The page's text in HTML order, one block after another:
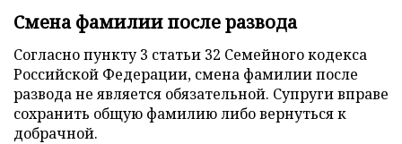
Смена фамилии после развода
Согласно пункту 3 статьи 32 Семейного кодекса
Российской Федерации, смена фамилии после
развода не является обязательной. Супруги вправе
сохранить общую фамилию либо вернуться к
добрачной.